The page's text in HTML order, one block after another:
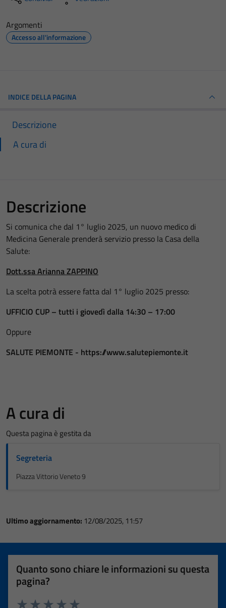
Argomenti
Accesso all'informazione
INDICE DELLA PAGINA
Descrizione
A cura di
Descrizione
Si comunica che dal 1° luglio 2025, un nuovo medico di
Medicina Generale prenderà servizio presso la Casa della
Salute:
Dott.ssa Arianna ZAPPINO
La scelta potrà essere fatta dal 1° luglio 2025 presso:
UFFICIO CUP – tutti i giovedì dalla 14:30 – 17:00
Oppure
SALUTE PIEMONTE - https://www.salutepiemonte.it
A cura di
Questa pagina è gestita da
Segreteria
Piazza Vittorio Veneto 9
Ultimo aggiornamento: 12/08/2025, 11:57
Quanto sono chiare le informazioni su questa
pagina?